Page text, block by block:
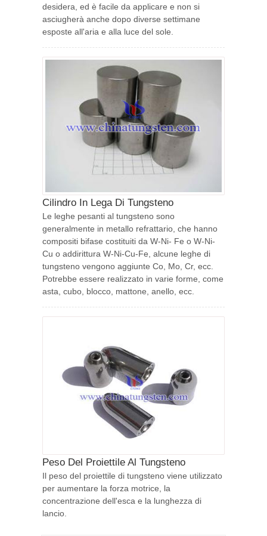
desidera, ed è facile da applicare e non si
asciugherà anche dopo diverse settimane
esposte all'aria e alla luce del sole.
Cilindro In Lega Di Tungsteno
Le leghe pesanti al tungsteno sono
generalmente in metallo refrattario, che hanno
compositi bifase costituiti da W-Ni- Fe o W-Ni-
Cu o addirittura W-Ni-Cu-Fe, alcune leghe di
tungsteno vengono aggiunte Co, Mo, Cr, ecc.
Potrebbe essere realizzato in varie forme, come
asta, cubo, blocco, mattone, anello, ecc.
Peso Del Proiettile Al Tungsteno
Il peso del proiettile di tungsteno viene utilizzato
per aumentare la forza motrice, la
concentrazione dell'esca e la lunghezza di
lancio.